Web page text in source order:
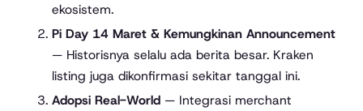
ekosistem.
Pi Day 14 Maret & Kemungkinan Announcement
— Historisnya selalu ada berita besar. Kraken
listing juga dikonfirmasi sekitar tanggal ini.
Adopsi Real-World— Integrasi merchant